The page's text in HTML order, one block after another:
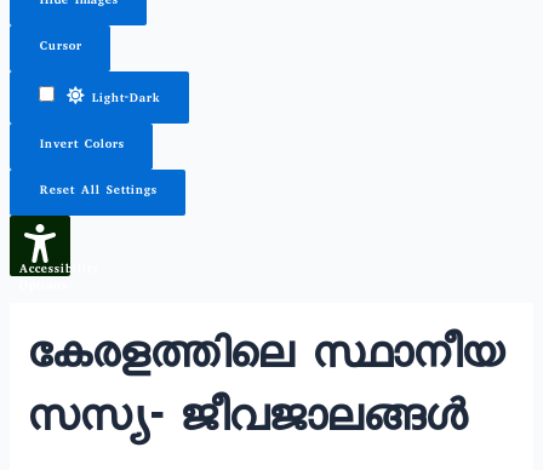
Cursor
Light-Dark
Invert Colors
Reset All Settings
Accessibility
കേരളത്തിലെ സ്ഥാനീയ
സസ്യ- ജീവജാലങ്ങൾ